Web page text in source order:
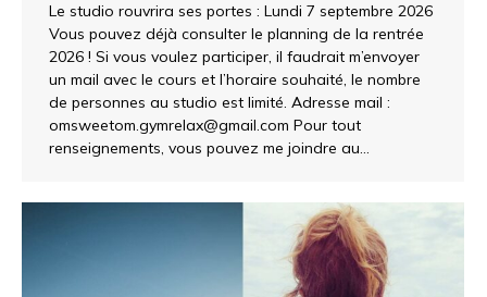
Le studio rouvrira ses portes : Lundi 7 septembre 2026
Vous pouvez déjà consulter le planning de la rentrée
2026 ! Si vous voulez participer, il faudrait m’envoyer
un mail avec le cours et l’horaire souhaité, le nombre
de personnes au studio est limité. Adresse mail :
omsweetom.gymrelax@gmail.com Pour tout
renseignements, vous pouvez me joindre au…